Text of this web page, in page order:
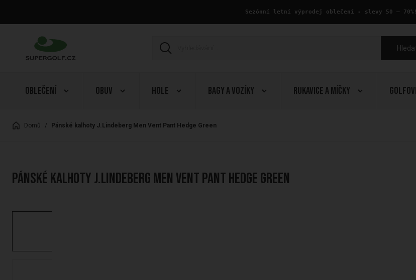
Sezónní letní výprodej oblečení - slevy 50 – 70%!
Oblečení Obuv Hole Bagy a Vozíky Rukavice a Míčky
Domů / Pánské kalhoty J.Lindeberg Men Vent Pant Hedge Green
Pánské kalhoty J.Lindeberg Men Vent Pant Hedge Green